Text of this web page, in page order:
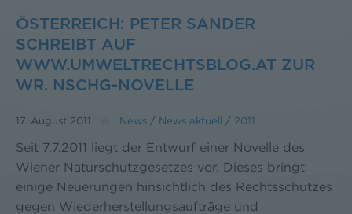
ÖSTERREICH: PETER SANDER
SCHREIBT AUF
WWW.UMWELTRECHTSBLOG.AT ZUR
WR. NSCHG-NOVELLE
17. August 2011 News / News aktuell / 2011
Seit 7.7.2011 liegt der Entwurf einer Novelle des
Wiener Naturschutzgesetzes vor. Dieses bringt
einige Neuerungen hinsichtlich des Rechtsschutzes
gegen Wiederherstellungsaufträge und